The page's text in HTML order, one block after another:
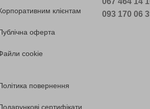
клієнтам
оферта
cookie
повернення
сертифікати
093 170 06